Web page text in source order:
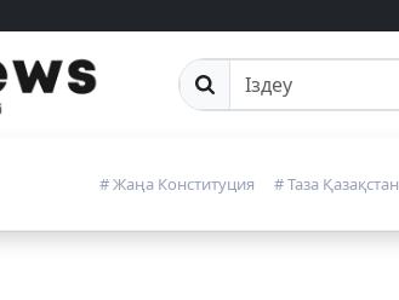
Сайттан іздеу
# Жаңа Конституция # Таза Қазақстан